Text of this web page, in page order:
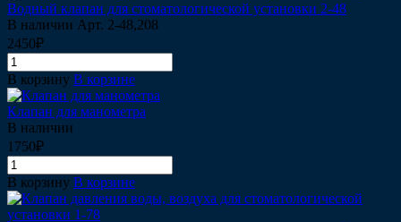
Водный клапан для стоматологической установки 2-48
В наличии Арт. 2-48,208
2450₽
В корзину В корзине
Клапан для манометра
В наличии
1750₽
В корзину В корзине